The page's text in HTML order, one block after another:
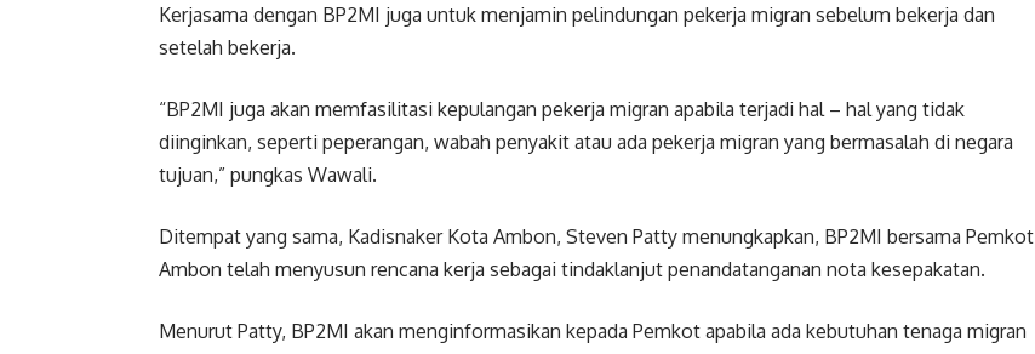
Kerjasama dengan BP2MI juga untuk menjamin pelindungan pekerja migran sebelum bekerja dan
setelah bekerja.
“BP2MI juga akan memfasilitasi kepulangan pekerja migran apabila terjadi hal – hal yang tidak
diinginkan, seperti peperangan, wabah penyakit atau ada pekerja migran yang bermasalah di negara
tujuan,” pungkas Wawali.
Ditempat yang sama, Kadisnaker Kota Ambon, Steven Patty menungkapkan, BP2MI bersama Pemkot
Ambon telah menyusun rencana kerja sebagai tindaklanjut penandatanganan nota kesepakatan.
Menurut Patty, BP2MI akan menginformasikan kepada Pemkot apabila ada kebutuhan tenaga migran